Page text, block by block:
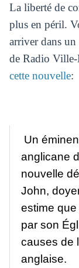
La liberté de
plus en péril.
arriver dans
de Radio
cette nouvelle:
Un
anglicane
nouvelle
John,
estime que
par son
causes de
anglaise.